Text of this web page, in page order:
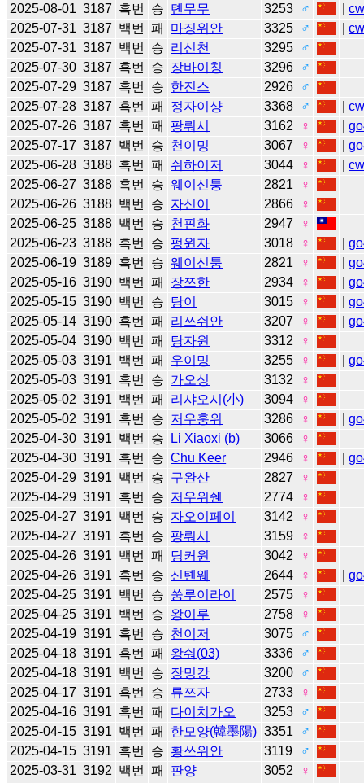
2025-08-01 3187 흑번 승 톈무무 3253 ♂ |
2025-07-31 3187 백번 패 마징위안 3325 ♂ |
2025-07-31 3187 백번 승 리신천 3295
♂
2025-07-30 3187 흑번 승 장바이칭 3296
♂
2025-07-29 3187 흑번 승 한진스 2926
♂
2025-07-28 3187 흑번 패 정자이샹 3368 ♂ |
2025-07-26 3187 흑번 패 팡뤄시 3162 ♀ |
2025-07-17 3187 백번 승 천이밍 3067 ♀ |
2025-06-28 3188 흑번 패 쉬하이저 3044 ♀ |
2025-06-27 3188 흑번 승 웨이신퉁 2821
♀
2025-06-26 3188 백번 승 자신이 2866
♀
2025-06-25 3188 백번 승 천핀화 2947
♀
2025-06-23 3188 흑번 승 펑윈자 3018 ♀ |
2025-06-19 3189 흑번 승 웨이신퉁 2821 ♀ |
2025-05-16 3190 백번 패 장쯔한 2934 ♀ |
2025-05-15 3190 백번 승 탕이 3015 ♀ |
2025-05-14 3190 흑번 패 리쓰쉬안 3207 ♀ |
2025-05-04 3190 백번 패 탕자원 3312
♀
2025-05-03 3191 백번 패 우이밍 3255 ♀ |
2025-05-03 3191 흑번 승 가오싱 3132
♀
2025-05-02 3191 백번 패 리샤오시(小) 3094
♀
2025-05-02 3191 흑번 승 저우훙위 3286 ♀ |
2025-04-30 3191 백번 승 Li Xiaoxi (b) 3066
♀
2025-04-30 3191 흑번 승 Chu Keer 2946 ♀ |
2025-04-29 3191 백번 승 구완산 2827
♀
2025-04-29 3191 흑번 승 저우위쉔 2774
♀
2025-04-27 3191 백번 승 자오이페이 3142
♀
2025-04-27 3191 흑번 승 팡뤄시 3159
♀
2025-04-26 3191 백번 패 딩커원 3042
♀
2025-04-26 3191 흑번 승 신톈웨 2644 ♀ |
2025-04-25 3191 백번 승 쑹루이라이 2575
♀
2025-04-25 3191 백번 승 왕이루 2758
♀
2025-04-19 3191 흑번 승 천이저 3075
♂
2025-04-18 3191 흑번 패 왕숴(03) 3336
♂
2025-04-18 3191 백번 승 장밍캉 3200
♂
2025-04-17 3191 흑번 승 류쯔자 2733
♀
2025-04-16 3191 흑번 패 다이치가오 3253
♂
2025-04-15 3191 백번 패 한모양(韓墨陽) 3351
♂
2025-04-15 3191 흑번 승 황쓰위안 3119
♂
2025-03-31 3192 백번 패 판양 3052
♀